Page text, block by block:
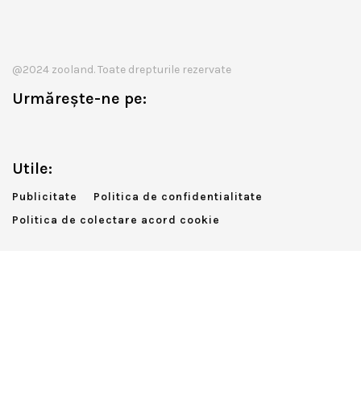
@2024 zooland. Toate drepturile rezervate
Urmărește-ne pe:
Utile:
Publicitate
Politica de confidentialitate
Politica de colectare acord cookie